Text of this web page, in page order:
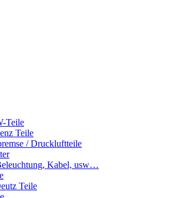
Teile
Teile
/ Druckluftteile
Kabel, usw…
Teile